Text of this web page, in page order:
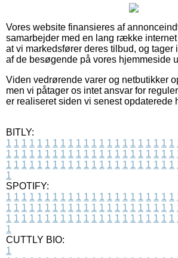
Vores website finansieres af
samarbejder med en lang række
at vi markedsfører deres tilbud, og tager
af de besøgende på vores hjemmeside
Viden vedrørende varer og netbutikker
men vi påtager os intet ansvar for
er realiseret siden vi senest opdaterede
BITLY:
1 1 1 1 1 1 1 1 1 1 1 1 1 1 1 1 1 1 1 1 1 1
1 1 1 1 1 1 1 1 1 1 1 1 1 1 1 1 1 1 1 1 1 1
1 1 1 1 1 1 1 1 1 1 1 1 1 1 1 1 1 1 1 1 1 1
1
SPOTIFY:
1 1 1 1 1 1 1 1 1 1 1 1 1 1 1 1 1 1 1 1 1 1
1 1 1 1 1 1 1 1 1 1 1 1 1 1 1 1 1 1 1 1 1 1
1 1 1 1 1 1 1 1 1 1 1 1 1 1 1 1 1 1 1 1 1 1
1
CUTTLY BIO:
1